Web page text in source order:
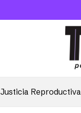
Justicia Reproductiva